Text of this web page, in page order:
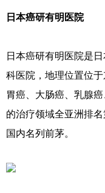
日本癌研有明医院
日本癌研有明医院是
科医院，地理位置位
胃癌、大肠癌、乳腺
的治疗领域全亚洲排
国内名列前茅。